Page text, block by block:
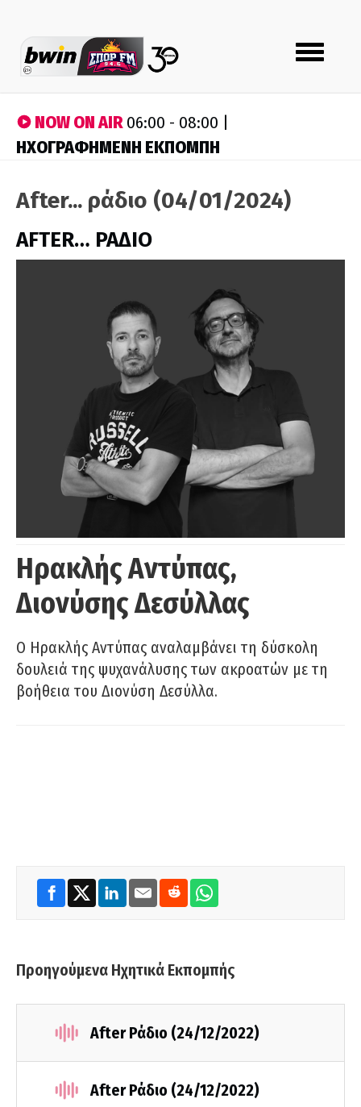
Toggle
navigation
NOW ON AIR06:00 - 08:00 |
ΗΧΟΓΡΑΦΗΜΕΝΗ ΕΚΠΟΜΠΗ
After... ράδιο (04/01/2024)
AFTER… ΡΑΔΙΟ
Ηρακλής Αντύπας,
Διονύσης Δεσύλλας
Ο Ηρακλής Αντύπας αναλαμβάνει τη δύσκολη
δουλειά της ψυχανάλυσης των ακροατών με τη
βοήθεια του Διονύση Δεσύλλα.
Προηγούμενα Ηχητικά Εκπομπής
After Ράδιο (24/12/2022)
After Ράδιο (24/12/2022)